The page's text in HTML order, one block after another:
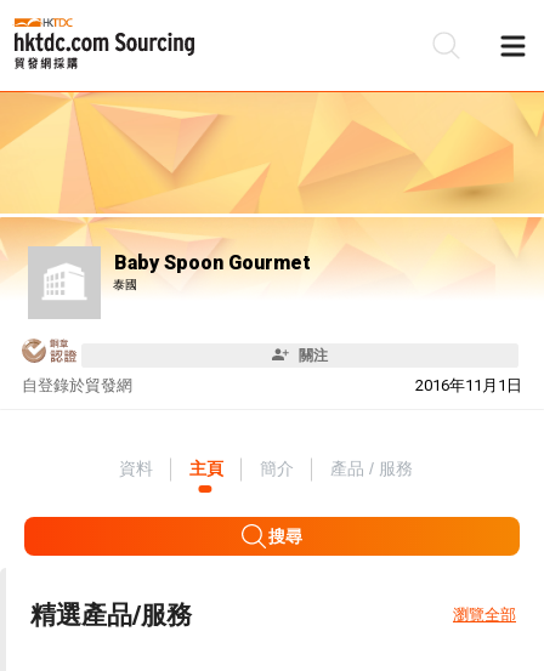
Baby Spoon Gourmet
泰國
關注
自 2016年11月1日
登錄於貿發網
資料 主頁 簡介 產品 / 服務
搜尋
精選產品/服務 瀏覽全部